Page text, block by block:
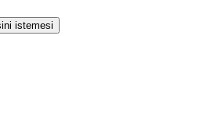
istemesi